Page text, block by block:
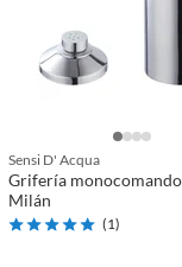
Sensi D' Acqua
Grifería
Milán
(1)